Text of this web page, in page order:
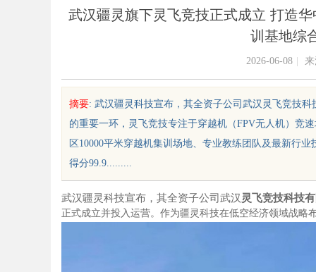
武汉疆灵旗下灵飞竞技正式成立 打造
训基地综
2026-06-08
摘要: 武汉疆灵科技宣布，其全资子公司武汉灵飞竞技
的重要一环，灵飞竞技专注于穿越机（FPV无人机）竞
区10000平米穿越机集训场地、专业教练团队及最新行
得分99.9.........
武汉疆灵科技宣布，其全资子公司武汉 灵飞竞技科技
正式成立并投入运营。作为疆灵科技在低空经济领域战略
眼镜 上海配眼镜 武汉配眼镜 上海配眼